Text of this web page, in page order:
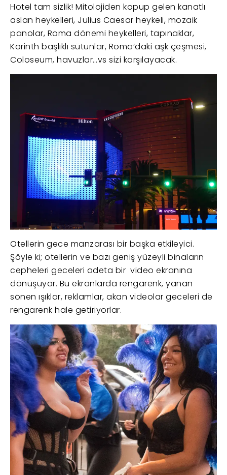
Hotel tam sizlik! Mitolojiden kopup gelen kanatlı
aslan heykelleri, Julius Caesar heykeli, mozaik
panolar, Roma dönemi heykelleri, tapınaklar,
Korinth başlıklı sütunlar, Roma’daki aşk çeşmesi,
Coloseum, havuzlar…vs sizi karşılayacak.
Otellerin gece manzarası bir başka etkileyici.
Şöyle ki; otellerin ve bazı geniş yüzeyli binaların
cepheleri geceleri adeta bir video ekranına
dönüşüyor. Bu ekranlarda rengarenk, yanan
sönen ışıklar, reklamlar, akan videolar geceleri de
rengarenk hale getiriyorlar.